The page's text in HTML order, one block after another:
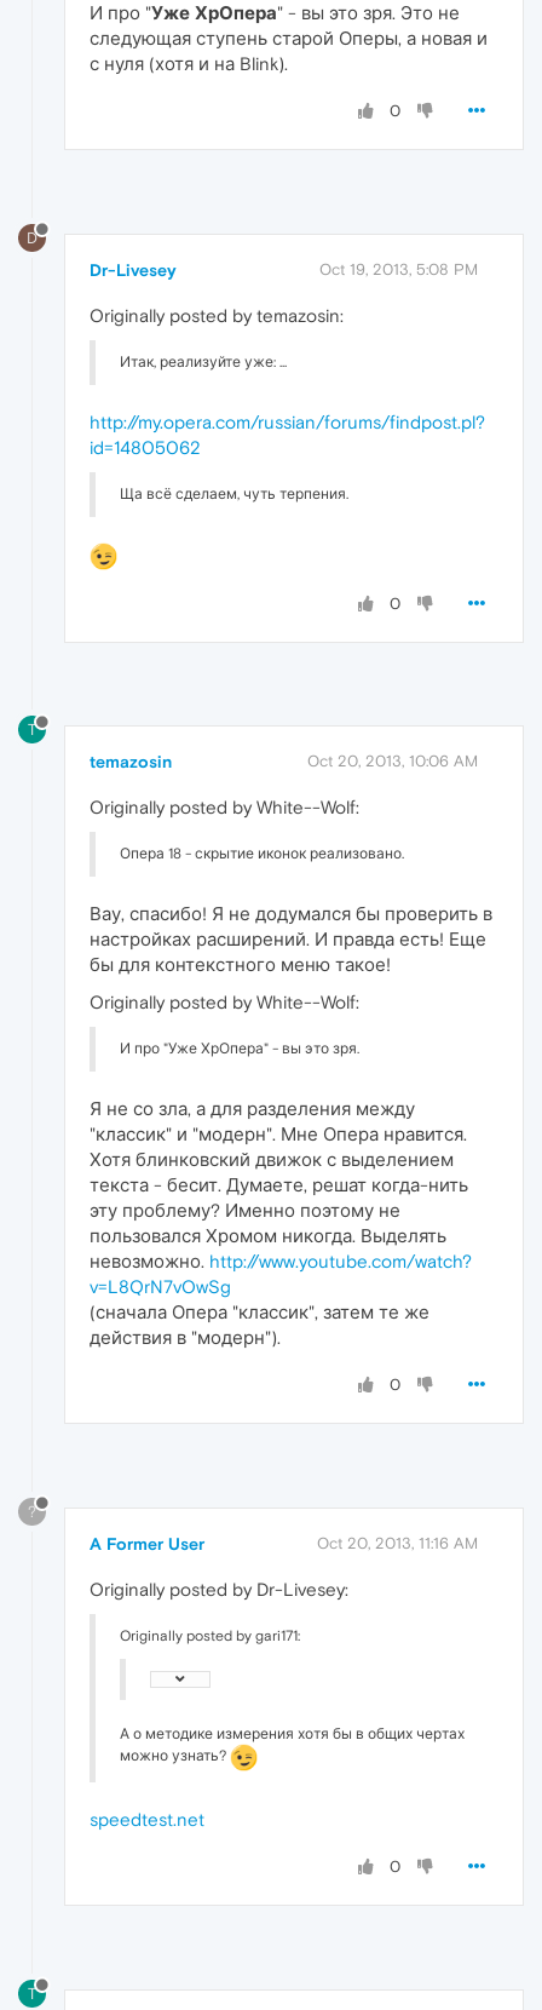
И про "Уже ХрОпера" - вы это зря. Это не
следующая ступень старой Оперы, а новая и
с нуля (хотя и на Blink).
0
D
Dr-Livesey Oct 19, 2013, 5:08 PM
Originally posted by temazosin:
Итак, реализуйте уже: ...
http://my.opera.com/russian/forums/findpost.pl?
id=14805062
Ща всё сделаем, чуть терпения.
0
T
temazosin Oct 20, 2013, 10:06 AM
Originally posted by White--Wolf:
Опера 18 - скрытие иконок реализовано.
Вау, спасибо! Я не додумался бы проверить в
настройках расширений. И правда есть! Еще
бы для контекстного меню такое!
Originally posted by White--Wolf:
И про "Уже ХрОпера" - вы это зря.
Я не со зла, а для разделения между
"классик" и "модерн". Мне Опера нравится.
Хотя блинковский движок с выделением
текста - бесит. Думаете, решат когда-нить
эту проблему? Именно поэтому не
пользовался Хромом никогда. Выделять
невозможно. http://www.youtube.com/watch?
v=L8QrN7vOwSg
(сначала Опера "классик", затем те же
действия в "модерн").
0
?
A Former User Oct 20, 2013, 11:16 AM
Originally posted by Dr-Livesey:
Originally posted by gari171:
А о методике измерения хотя бы в общих чертах
можно узнать?
speedtest.net
0
T